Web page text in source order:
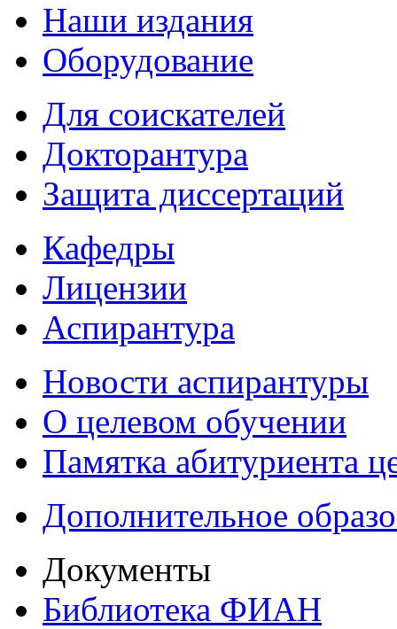
Наши издания
Оборудование
Для соискателей
Докторантура
Защита диссертаций
Кафедры
Лицензии
Аспирантура
Новости аспирантуры
О целевом обучении
Памятка абитуриента
Дополнительное
Документы
Библиотека ФИАН